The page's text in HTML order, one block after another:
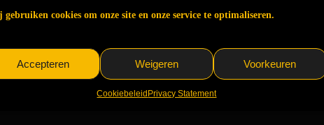
gebruiken cookies om onze site en onze service te optimaliseren.
Accepteren Weigeren Voorkeuren
Cookiebeleid Privacy Statement